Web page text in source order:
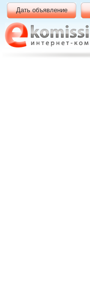
Дать объявление